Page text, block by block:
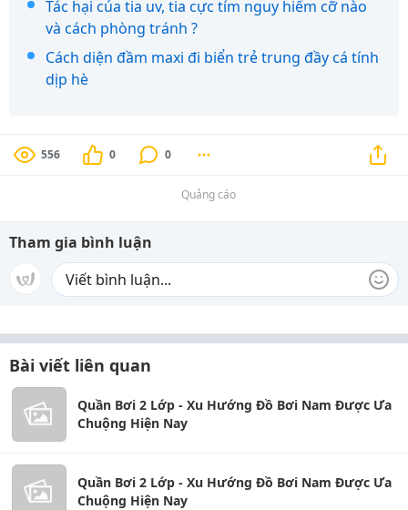
Tác hại của tia uv, tia cực tím nguy hiểm cỡ nào
và cách phòng tránh ?
Cách diện đầm maxi đi biển trẻ trung đầy cá tính
dịp hè
556 0 0
Quảng cáo
Tham gia bình luận
Bài viết liên quan
Quần Bơi 2 Lớp - Xu Hướng Đồ Bơi Nam Được Ưa
Chuộng Hiện Nay
Quần Bơi 2 Lớp - Xu Hướng Đồ Bơi Nam Được Ưa
Chuộng Hiện Nay